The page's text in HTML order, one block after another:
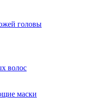
головы
волос
маски